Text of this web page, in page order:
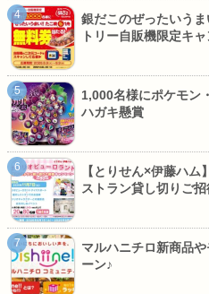
銀だこのぜったいう
トリー自販機限定キ
1,000名様にポケモン
ハガキ懸賞
【とりせん×伊藤ハ
ストラン貸し切りご
マルハニチロ新商品
ーン♪